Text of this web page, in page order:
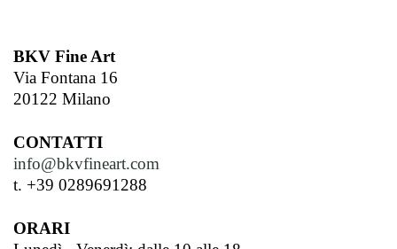
BKV Fine Art
Via Fontana 16
20122 Milano
CONTATTI
info@bkvfineart.com
t. +39 0289691288
ORARI